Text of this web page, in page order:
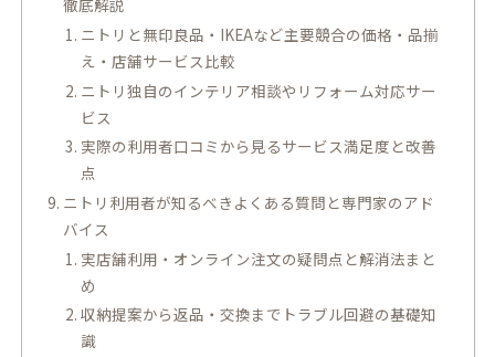
徹底解説
ニトリと無印良品・IKEAなど主要競合の価格・品揃
え・店舗サービス比較
ニトリ独自のインテリア相談やリフォーム対応サー
ビス
実際の利用者口コミから見るサービス満足度と改善
点
ニトリ利用者が知るべきよくある質問と専門家のアド
バイス
実店舗利用・オンライン注文の疑問点と解消法まと
め
収納提案から返品・交換までトラブル回避の基礎知
識